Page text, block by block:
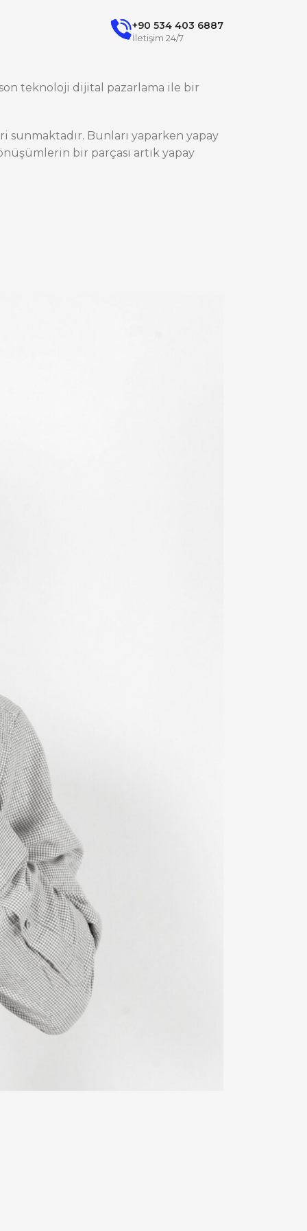
+90 534 403 6887
İletişim 24/7
teknoloji dijital pazarlama ile bir
Bunları yaparken yapay
bir parçası artık yapay